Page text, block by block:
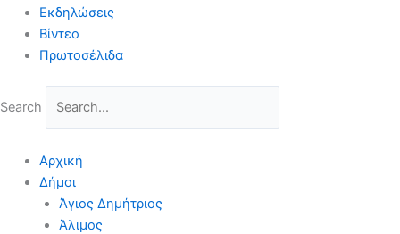
Εκδηλώσεις
Βίντεο
Πρωτοσέλιδα
Search
Αρχική
Δήμοι
Άγιος Δημήτριος
Άλιμος